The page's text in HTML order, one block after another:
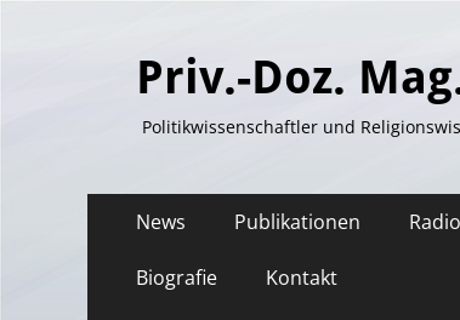
Priv.-Doz.
Politikwissenschaftler und
Primäres
Inhalt
springen
News Publikationen
Biografie Kontakt